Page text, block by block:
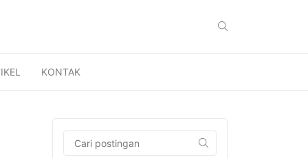
KONTAK